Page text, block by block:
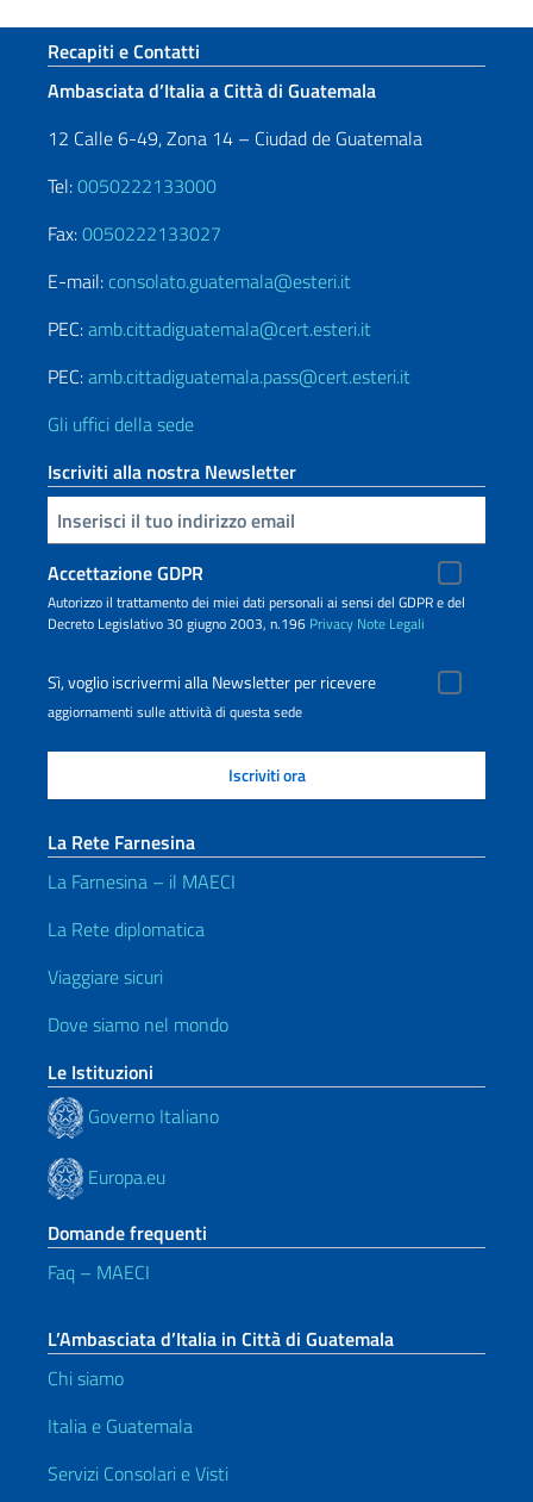
Sezione footer
Recapiti e Contatti
Ambasciata d’Italia a Città di Guatemala
12 Calle 6-49, Zona 14 – Ciudad de Guatemala
Tel:0050222133000
Fax:0050222133027
E-mail: consolato.guatemala@esteri.it
PEC:amb.cittadiguatemala@cert.esteri.it
PEC:amb.cittadiguatemala.pass@cert.esteri.it
Gli uffici della sede
Iscriviti alla nostra Newsletter
Inserisci la tua email
Accettazione GDPR
Autorizzo il trattamento dei miei dati personali ai sensi del GDPR e del
Decreto Legislativo 30 giugno 2003, n.196 Privacy Note Legali
Sì, voglio iscrivermi alla Newsletter per ricevere
aggiornamenti sulle attività di questa sede
La Rete Farnesina
La Farnesina – il MAECI
La Rete diplomatica
Viaggiare sicuri
Dove siamo nel mondo
Le Istituzioni
Governo Italiano
Europa.eu
Domande frequenti
Faq – MAECI
L’Ambasciata d’Italia in Città di Guatemala
Chi siamo
Italia e Guatemala
Servizi Consolari e Visti